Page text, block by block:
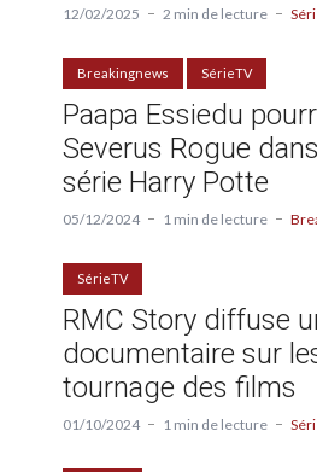
12/02/2025 2 min de lecture
Breakingnews SérieTV
Paapa Essiedu
Severus Rogue
série Harry Potte
05/12/2024 1 min de lecture
SérieTV
RMC Story diffuse
documentaire sur
tournage des films
01/10/2024 1 min de lecture